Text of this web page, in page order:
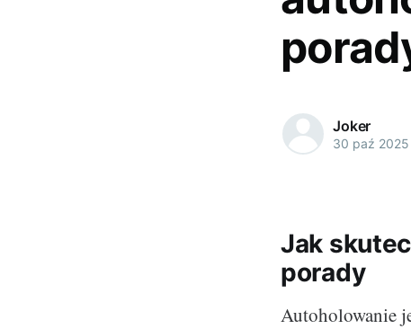
Joker
30 paź 2025
Jak
porady
Autoholowanie